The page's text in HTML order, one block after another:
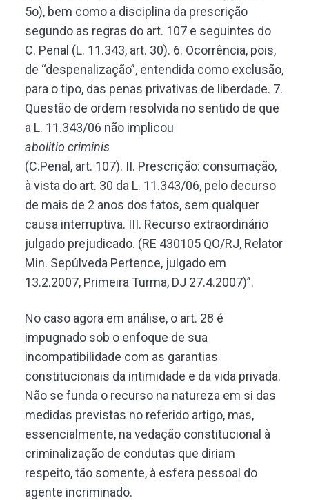
5o), bem como a disciplina da prescrição
segundo as regras do art. 107 e seguintes do
C. Penal (L. 11.343, art. 30). 6. Ocorrência, pois,
de “despenalização”, entendida como exclusão,
para o tipo, das penas privativas de liberdade. 7.
Questão de ordem resolvida no sentido de que
a L. 11.343/06 não implicou
abolitio criminis
(C.Penal, art. 107). II. Prescrição: consumação,
à vista do art. 30 da L. 11.343/06, pelo decurso
de mais de 2 anos dos fatos, sem qualquer
causa interruptiva. III. Recurso extraordinário
julgado prejudicado. (RE 430105 QO/RJ, Relator
Min. Sepúlveda Pertence, julgado em
13.2.2007, Primeira Turma, DJ 27.4.2007)”.
No caso agora em análise, o art. 28 é
impugnado sob o enfoque de sua
incompatibilidade com as garantias
constitucionais da intimidade e da vida privada.
Não se funda o recurso na natureza em si das
medidas previstas no referido artigo, mas,
essencialmente, na vedação constitucional à
criminalização de condutas que diriam
respeito, tão somente, à esfera pessoal do
agente incriminado.